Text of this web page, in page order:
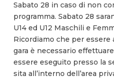
Sabato 28 in caso di non
programma. Sabato 28
U14 ed U12 Maschili e
Ricordiamo che per essere
gara è necessario
essere eseguito presso la
sita all’interno dell’area